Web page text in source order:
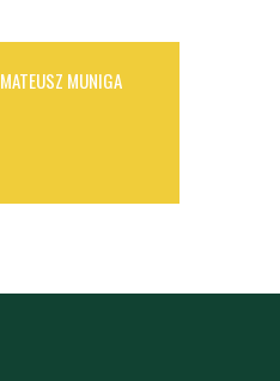
MATEUSZ MUNIGA